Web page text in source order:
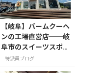
【岐阜】バームクーヘ
ンの工場直営店──岐
阜市のスイーツスポッ
ト「FLEUR（フルー
特派員ブログ